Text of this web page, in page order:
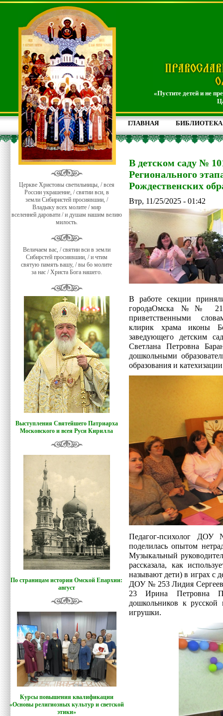
«Пустите детей и не
ГЛАВНАЯ БИБЛИОТЕКА
Церкве Христовы светильницы, / всея
России украшение, / святии вси, в
земли Сибиристей просиявшии, /
Владыку всех молите / мир
вселенней даровати / и душам нашим велию
милость.
Величаем вас, / святии вси в земли
Сибирстей просиявшии, / и чтим
святую память вашу, / вы бо молите
за нас / Христа Бога нашего.
Выступления Святейшего Патриарха
Московского и всея Руси Кирилла
По страницам истории Омской Епархии:
август
Курсы повышения квалификации
«Основы религиозных культур и светской
этики»
В детском саду №
Регионального
Рождественских
Втр, 11/25/2025 - 01:42
В работе секции
городаОмска №№
приветственными
клирик храма иконы
заведующего детским
Светлана Петровна
дошкольными
образования и
Педагог-психолог
поделилась опытом
Музыкальный
рассказала, как
называют дети) в играх с
ДОУ № 253 Лидия
23 Ирина Петровна
дошкольников к русской
игрушки.